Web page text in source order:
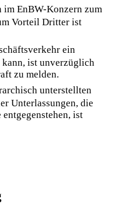
EnBW-Konzern zum
Vorteil Dritter ist
ein
ist unverzüglich
zu melden.
unterstellten
Unterlassungen, die
ist